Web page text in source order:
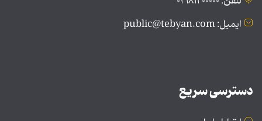
ایمیل: public@tebyan.com
دسترسی سریع